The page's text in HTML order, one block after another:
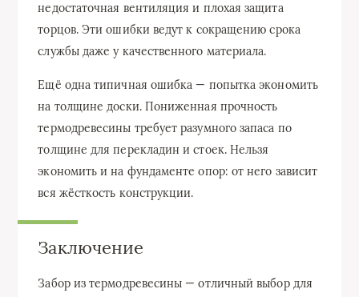
недостаточная вентиляция и плохая защита
торцов. Эти ошибки ведут к сокращению срока
службы даже у качественного материала.
Ещё одна типичная ошибка — попытка экономить
на толщине доски. Пониженная прочность
термодревесины требует разумного запаса по
толщине для перекладин и стоек. Нельзя
экономить и на фундаменте опор: от него зависит
вся жёсткость конструкции.
Заключение
Забор из термодревесины — отличный выбор для